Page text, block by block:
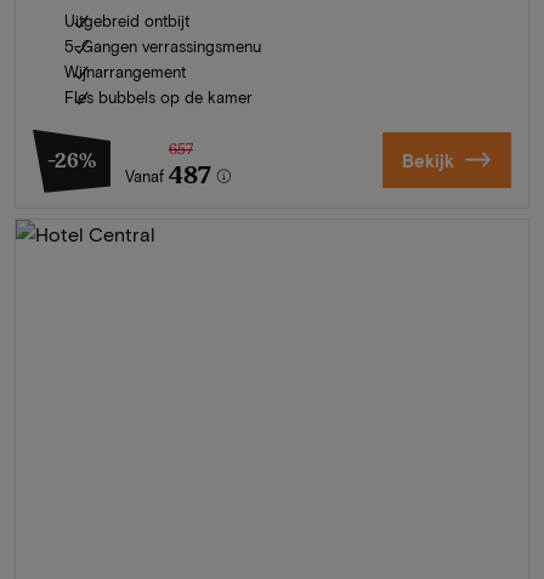
Uitgebreid ontbijt
5-Gangen verrassingsmenu
Wijnarrangement
Fles bubbels op de kamer
-26%
Vanaf
657
487 Bekijk